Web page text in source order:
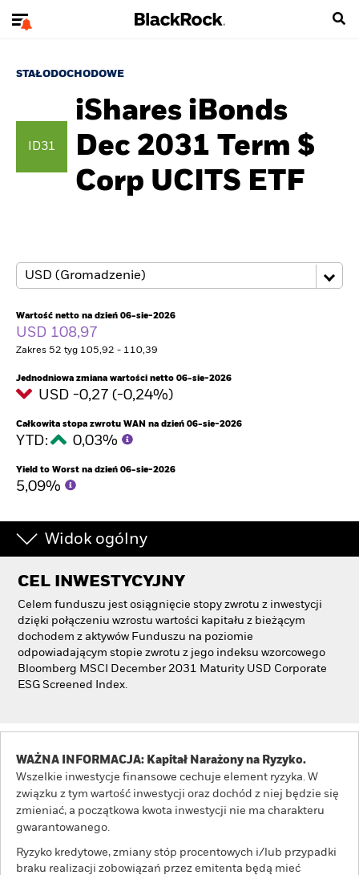
STAŁODOCHODOWE
ID31
iShares iBonds
Dec 2031 Term $
Corp UCITS ETF
Wartość netto na dzień 06-sie-2026
USD 108,97
Zakres 52 tyg 105,92 - 110,39
Jednodniowa zmiana wartości netto 06-sie-2026
USD -0,27 (-0,24%)
Całkowita stopa zwrotu WAN na dzień 06-sie-2026
YTD: 0,03%
Yield to Worst na dzień 06-sie-2026
5,09%
Widok ogólny
CEL INWESTYCYJNY
Celem funduszu jest osiągnięcie stopy zwrotu z inwestycji
dzięki połączeniu wzrostu wartości kapitału z bieżącym
dochodem z aktywów Funduszu na poziomie
odpowiadającym stopie zwrotu z jego indeksu wzorcowego
Bloomberg MSCI December 2031 Maturity USD Corporate
ESG Screened Index.
WAŻNA INFORMACJA: Kapitał Narażony na Ryzyko.
Wszelkie inwestycje finansowe cechuje element ryzyka. W
związku z tym wartość inwestycji oraz dochód z niej będzie się
zmieniać, a początkowa kwota inwestycji nie ma charakteru
gwarantowanego.
Ryzyko kredytowe, zmiany stóp procentowych i/lub przypadki
braku realizacji zobowiązań przez emitenta będą mieć